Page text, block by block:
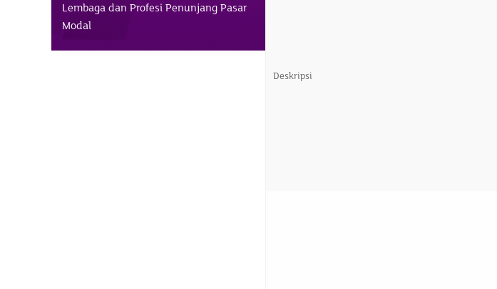
Lembaga dan Profesi Penunjang Pasar
Modal
Deskripsi